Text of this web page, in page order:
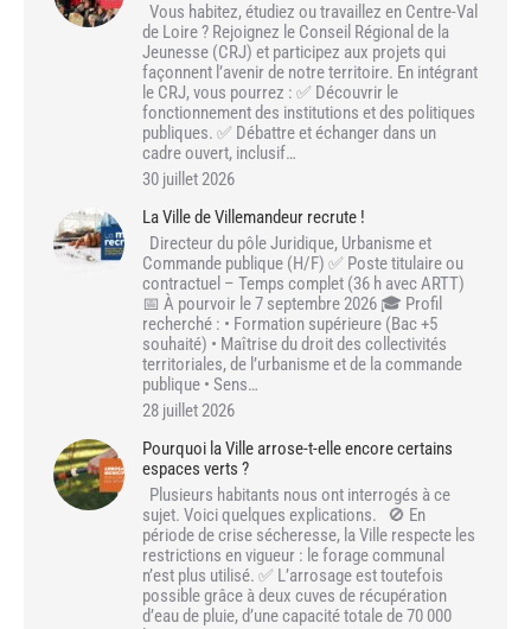
Vous habitez, étudiez ou travaillez en Centre-Val
de Loire ? Rejoignez le Conseil Régional de la
Jeunesse (CRJ) et participez aux projets qui
façonnent l’avenir de notre territoire. En intégrant
le CRJ, vous pourrez : ✅ Découvrir le
fonctionnement des institutions et des politiques
publiques. ✅ Débattre et échanger dans un
cadre ouvert, inclusif…
30 juillet 2026
La Ville de Villemandeur recrute !
Directeur du pôle Juridique, Urbanisme et
Commande publique (H/F) ✅ Poste titulaire ou
contractuel – Temps complet (36 h avec ARTT)
📅 À pourvoir le 7 septembre 2026 🎓 Profil
recherché : • Formation supérieure (Bac +5
souhaité) • Maîtrise du droit des collectivités
territoriales, de l’urbanisme et de la commande
publique • Sens…
28 juillet 2026
Pourquoi la Ville arrose-t-elle encore certains
espaces verts ?
Plusieurs habitants nous ont interrogés à ce
sujet. Voici quelques explications. 🚫 En
période de crise sécheresse, la Ville respecte les
restrictions en vigueur : le forage communal
n’est plus utilisé. ✅ L’arrosage est toutefois
possible grâce à deux cuves de récupération
d’eau de pluie, d’une capacité totale de 70 000